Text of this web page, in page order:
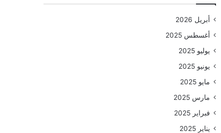
أبريل 2026
أغسطس 2025
يوليو 2025
يونيو 2025
مايو 2025
مارس 2025
فبراير 2025
يناير 2025